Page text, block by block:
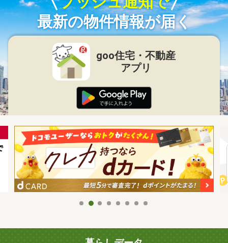
最新の物件情報が届く
goo住宅・不動産
アプリ